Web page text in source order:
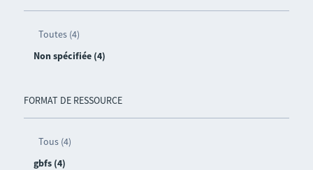
Toutes (4)
Non spécifiée (4)
FORMAT DE RESSOURCE
Tous (4)
gbfs (4)